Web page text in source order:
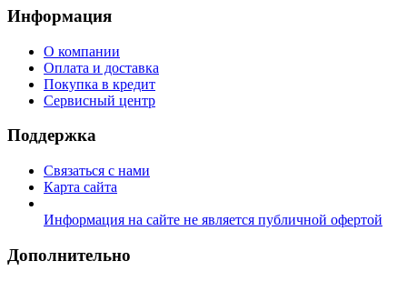
Информация
О компании
Оплата и доставка
Покупка в кредит
Сервисный центр
Поддержка
Связаться с нами
Карта сайта
Информация на сайте не является публичной офертой
Дополнительно